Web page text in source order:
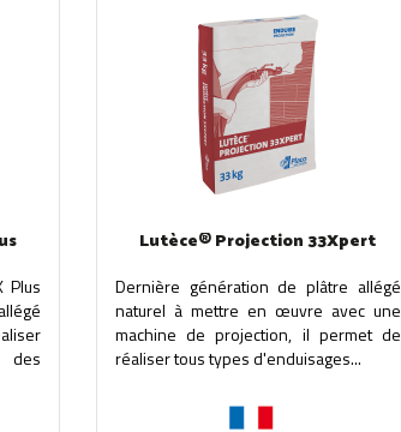
Plus
des
Lutèce® Projection 33Xpert
Dernière génération de plâtre allégé
naturel à mettre en œuvre avec une
machine de projection, il permet de
réaliser tous types d'enduisages...